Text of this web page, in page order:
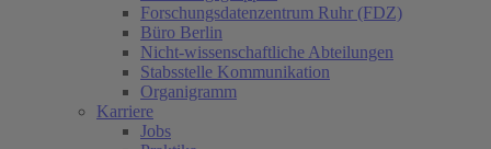
Forschungsdatenzentrum Ruhr (FDZ)
Büro Berlin
Nicht-wissenschaftliche Abteilungen
Stabsstelle Kommunikation
Organigramm
Karriere
Jobs